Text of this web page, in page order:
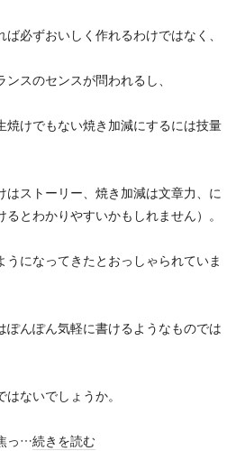
必ずおいしく作れるわけではなく、
スのセンスが問われるし、
焼けでもない焼き加減にするには技量
はストーリー、焼き加減は文章力、に
とわかりやすいかもしれません）。
うになってきたとおっしゃられていま
ぽんぽん気軽に書けるようなものでは
ないでしょうか。
っ…続きを読む